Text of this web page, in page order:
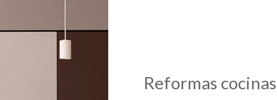
Reformas cocinas